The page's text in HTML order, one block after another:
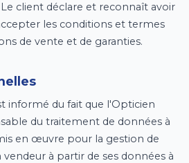
client déclare et reconnaît avoir
les conditions et termes
de vente et de garanties.
informé du fait que l'Opticien
du traitement de données à
en œuvre pour la gestion de
à partir de ses données à